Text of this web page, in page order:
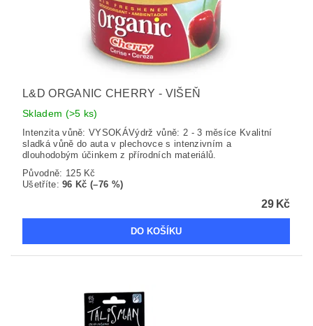
L&D ORGANIC CHERRY - VIŠEŇ
Skladem (>5 ks)
Intenzita vůně: VYSOKÁVýdrž vůně: 2 - 3 měsíce Kvalitní
sladká vůně do auta v plechovce s intenzivním a
dlouhodobým účinkem z přírodních materiálů.
Původně: 125 Kč
Ušetříte:96 Kč (–76 %)
29 Kč